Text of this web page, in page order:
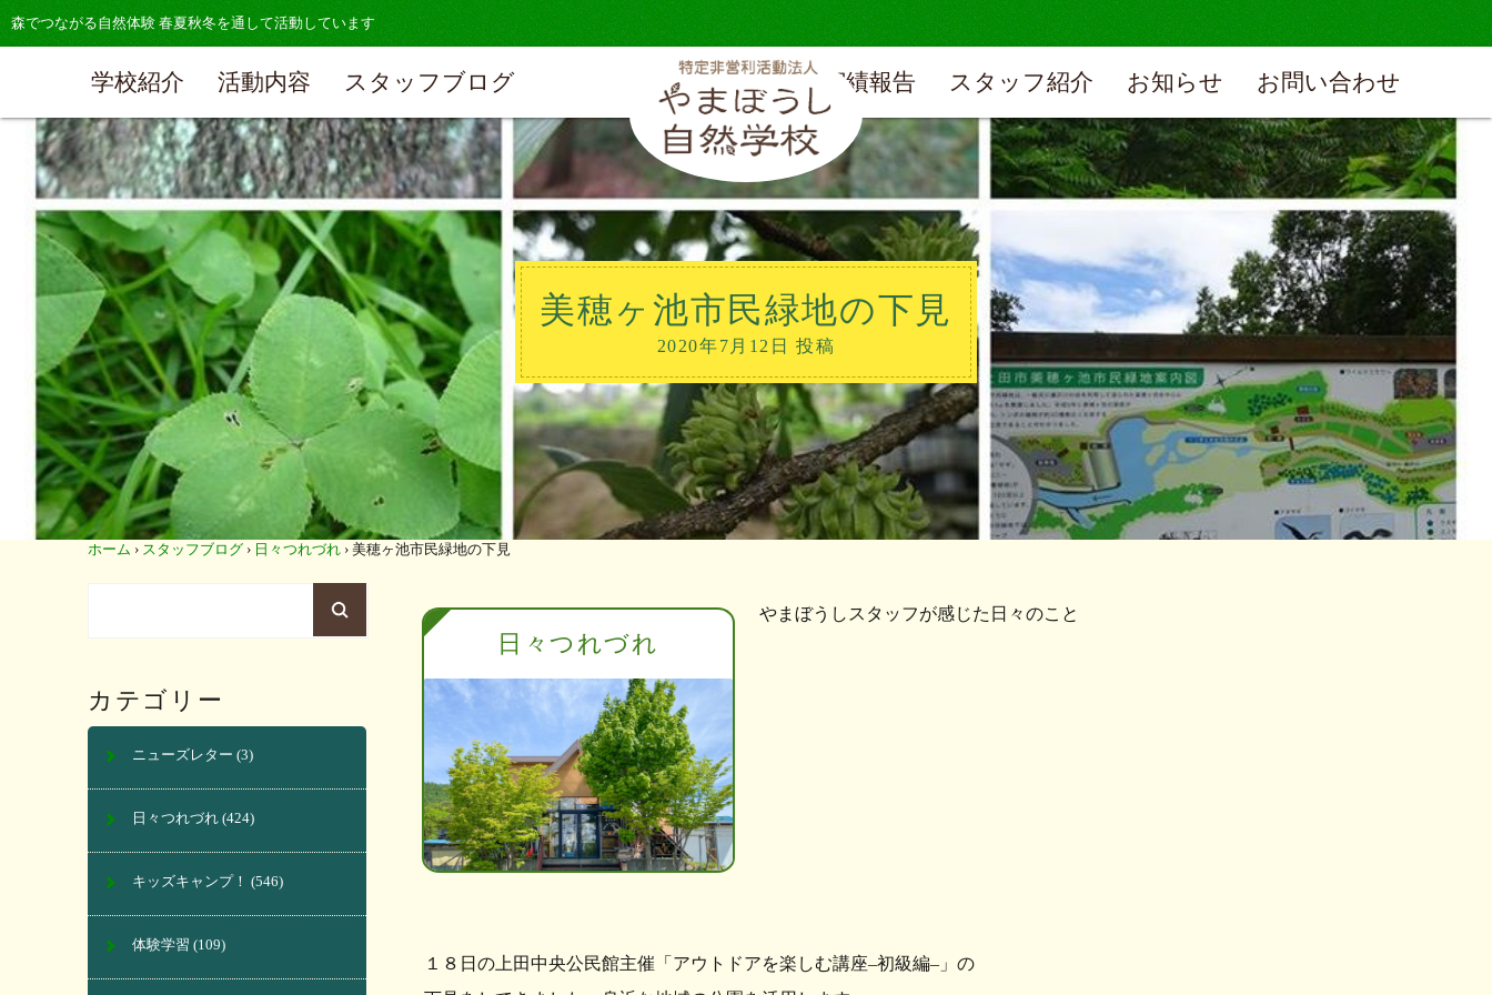
森でつながる自然体験 春夏秋冬を通して活動しています
学校紹介 活動内容 スタッフブログ 実績報告 スタッフ紹介 お知らせ お問い合わせ
美穂ヶ池市民緑地の下見
2020年7月12日 投稿
ホーム › スタッフブログ › 日々つれづれ › 美穂ヶ池市民緑地の下見
日々つれづれ
やまぼうしスタッフが感じた日々のこと
１８日の上田中央公民館主催「アウトドアを楽しむ講座–初級編–」の
カテゴリー
ニューズレター (3)
日々つれづれ (424)
キッズキャンプ！ (546)
体験学習 (109)